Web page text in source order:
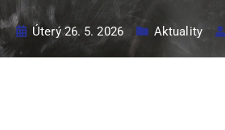
Úterý 26. 5. 2026 Aktuality